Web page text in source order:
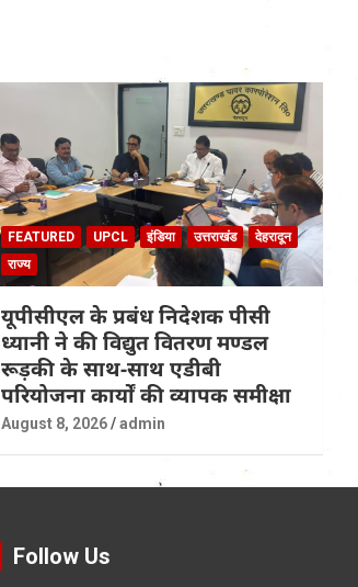
FEATURED UPCL इंडिया उत्तराखंड
देहरादून
राज्य
यूपीसीएल के प्रबंध निदेशक पीसी
ध्यानी ने की विद्युत वितरण मण्डल
रूड़की के साथ-साथ एडीबी
परियोजना कार्यों की व्यापक समीक्षा
August 8, 2026 admin
Follow Us